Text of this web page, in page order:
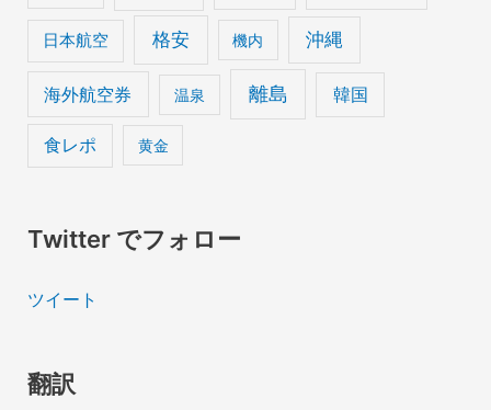
日本航空 格安 機内 沖縄
海外航空券 温泉 離島 韓国
食レポ 黄金
Twitter でフォロー
ツイート
翻訳